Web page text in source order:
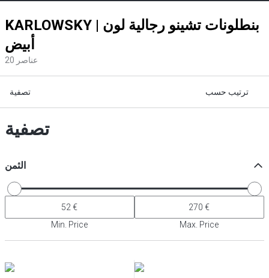
KARLOWSKY | بنطلونات تشينو رجالية لون
أبيض
20 عناصر
تصفية ترتيب حسب
تصفية
الثمن
Min. Price Max. Price